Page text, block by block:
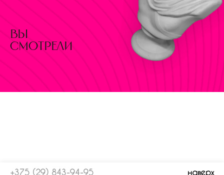
вы
смотрели
+375 (29) 843-94-95 наверх